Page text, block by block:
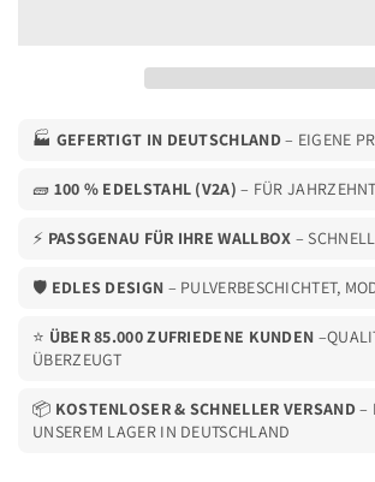
mit
|
|
|
Base
Charge
Control
mit
|
|
|
|
🏭 GEFERTIGT IN DEUTSCHLAND– EIGENE
🧱 100 % EDELSTAHL (V2A) – FÜR
⚡ PASSGENAU FÜR IHRE WALLBOX –
🛡️ EDLES DESIGN – PULVERBESCHICHTET,
⭐ ÜBER 85.000 ZUFRIEDENE KUNDEN
ÜBERZEUGT
📦 KOSTENLOSER & SCHNELLER VERSAND–
UNSEREM LAGER IN DEUTSCHLAND